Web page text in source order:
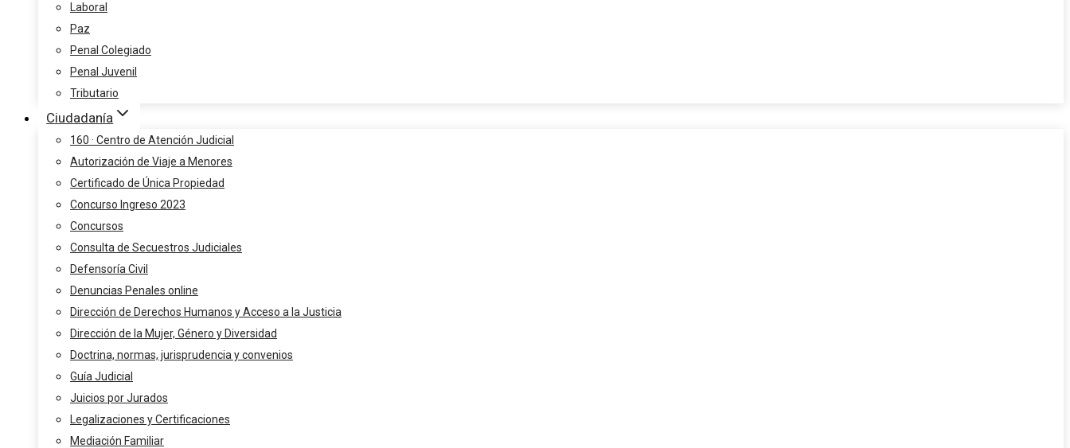
Laboral
Paz
Penal Colegiado
Penal Juvenil
Tributario
Ciudadanía
160 · Centro de Atención Judicial
Autorización de Viaje a Menores
Certificado de Única Propiedad
Concurso Ingreso 2023
Concursos
Consulta de Secuestros Judiciales
Defensoría Civil
Denuncias Penales online
Dirección de Derechos Humanos y Acceso a la Justicia
Dirección de la Mujer, Género y Diversidad
Doctrina, normas, jurisprudencia y convenios
Guía Judicial
Juicios por Jurados
Legalizaciones y Certificaciones
Mediación Familiar